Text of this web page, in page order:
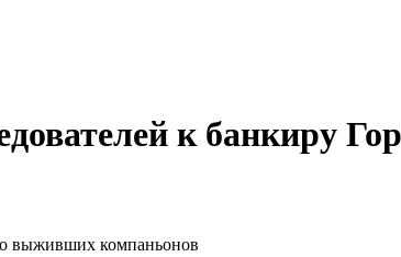
к банкиру
выживших компаньонов